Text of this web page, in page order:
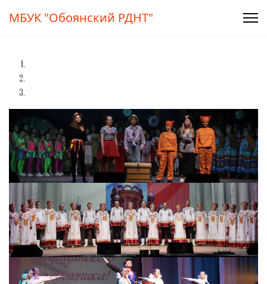
МБУК "Обоянский РДНТ"